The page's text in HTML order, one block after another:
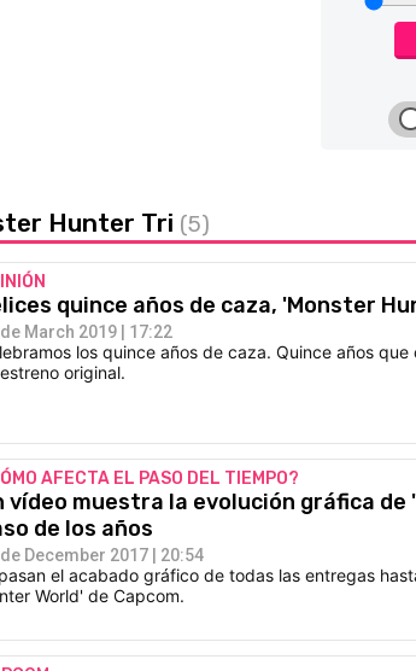
Hunter Tri (5)
quince años de caza, 'Monster
March 2019 | 17:22
los quince años de caza. Quince años
original.
AFECTA EL PASO DEL TIEMPO?
vídeo muestra la evolución gráfica
de los años
December 2017 | 20:54
el acabado gráfico de todas las entregas
World' de Capcom.